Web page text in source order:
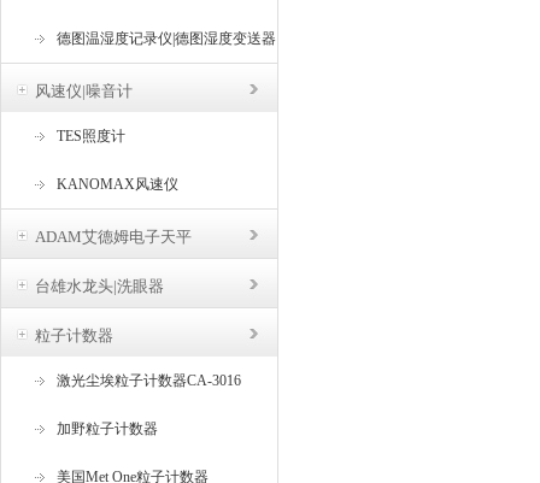
德图温湿度记录仪|德图湿度变送器
风速仪|噪音计
TES照度计
KANOMAX风速仪
ADAM艾德姆电子天平
台雄水龙头|洗眼器
粒子计数器
激光尘埃粒子计数器CA-3016
加野粒子计数器
美国Met One粒子计数器